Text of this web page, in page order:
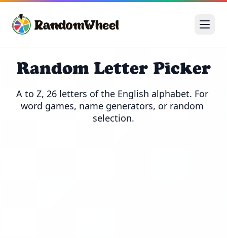
Random Letter Picker
A to Z, 26 letters of the English alphabet. For
word games, name generators, or random
selection.